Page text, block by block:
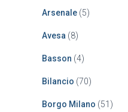
Arsenale (5)
Avesa (8)
Basson (4)
Bilancio (70)
Borgo Milano (51)